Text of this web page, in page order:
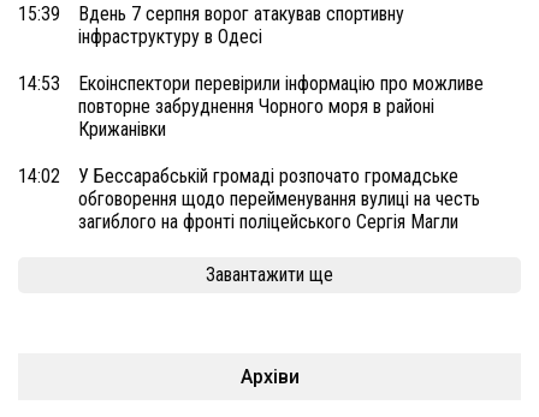
15:39
Вдень 7 серпня ворог атакував спортивну
інфраструктуру в Одесі
14:53
Екоінспектори перевірили інформацію про можливе
повторне забруднення Чорного моря в районі
Крижанівки
14:02
У Бессарабській громаді розпочато громадське
обговорення щодо перейменування вулиці на честь
загиблого на фронті поліцейського Сергія Магли
Завантажити ще
Архіви